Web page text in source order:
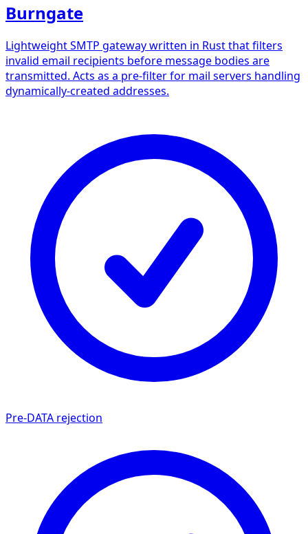
Burngate
Lightweight SMTP gateway written in Rust that filters
invalid email recipients before message bodies are
transmitted. Acts as a pre-filter for mail servers handling
dynamically-created addresses.
Pre-DATA rejection